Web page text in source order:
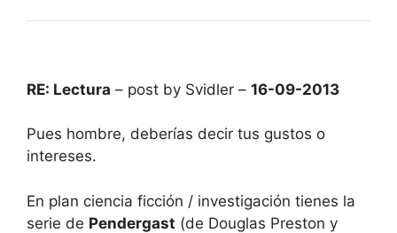
RE: Lectura – post by Svidler – 16-09-2013
Pues hombre, deberías decir tus gustos o
intereses.
En plan ciencia ficción / investigación tienes la
serie de Pendergast (de Douglas Preston y